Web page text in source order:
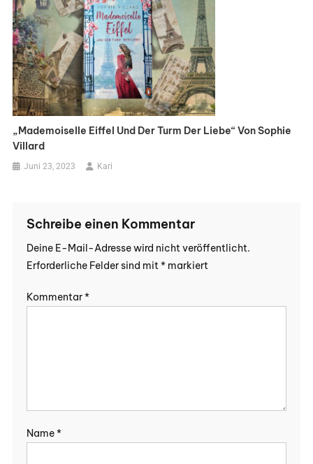
„Mademoiselle Eiffel Und Der Turm Der Liebe“ Von Sophie
Villard
Juni 23, 2023 Kari
Schreibe einen Kommentar
Deine E-Mail-Adresse wird nicht veröffentlicht.
Erforderliche Felder sind mit*markiert
Kommentar*
Name*